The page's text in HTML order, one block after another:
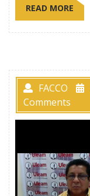
READ MORE
FACCO
Comments